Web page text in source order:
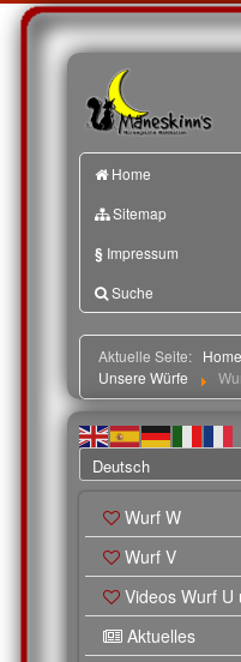
Home
Sitemap
§ Impressum
Suche
Aktuelle Seite: Home
Unsere Würfe
Wurf W
Wurf V
Videos Wurf U
Aktuelles